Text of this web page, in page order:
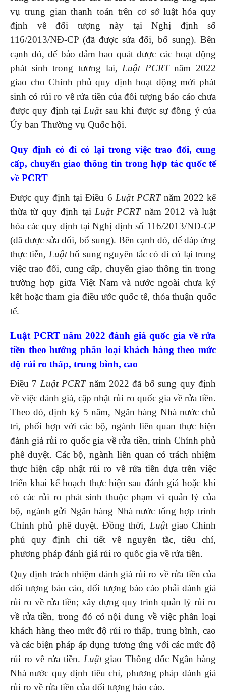
vụ trung gian thanh toán trên cơ sở luật hóa quy
định về đối tượng này tại Nghị định số
116/2013/NĐ-CP (đã được sửa đổi, bổ sung). Bên
cạnh đó, để bảo đảm bao quát được các hoạt động
phát sinh trong tương lai, Luật PCRTnăm 2022
giao cho Chính phủ quy định hoạt động mới phát
sinh có rủi ro về rửa tiền của đối tượng báo cáo chưa
được quy định tại Luậtsau khi được sự đồng ý của
Ủy ban Thường vụ Quốc hội.
Quy định có đi có lại trong việc trao đổi, cung
cấp, chuyển giao thông tin trong hợp tác quốc tế
về PCRT
Được quy định tại Điều 6 Luật PCRTnăm 2022 kế
thừa từ quy định tại Luật PCRTnăm 2012 và luật
hóa các quy định tại Nghị định số 116/2013/NĐ-CP
(đã được sửa đổi, bổ sung). Bên cạnh đó, để đáp ứng
thực tiễn, Luậtbổ sung nguyên tắc có đi có lại trong
việc trao đổi, cung cấp, chuyển giao thông tin trong
trường hợp giữa Việt Nam và nước ngoài chưa ký
kết hoặc tham gia điều ước quốc tế, thỏa thuận quốc
tế.
Luật PCRT năm 2022 đánh giá quốc gia về rửa
tiền theo hướng phân loại khách hàng theo mức
độ rủi ro thấp, trung bình, cao
Điều 7 Luật PCRTnăm 2022 đã bổ sung quy định
về việc đánh giá, cập nhật rủi ro quốc gia về rửa tiền.
Theo đó, định kỳ 5 năm, Ngân hàng Nhà nước chủ
trì, phối hợp với các bộ, ngành liên quan thực hiện
đánh giá rủi ro quốc gia về rửa tiền, trình Chính phủ
phê duyệt. Các bộ, ngành liên quan có trách nhiệm
thực hiện cập nhật rủi ro về rửa tiền dựa trên việc
triển khai kế hoạch thực hiện sau đánh giá hoặc khi
có các rủi ro phát sinh thuộc phạm vi quản lý của
bộ, ngành gửi Ngân hàng Nhà nước tổng hợp trình
Chính phủ phê duyệt. Đồng thời, Luậtgiao Chính
phủ quy định chi tiết về nguyên tắc, tiêu chí,
phương pháp đánh giá rủi ro quốc gia về rửa tiền.
Quy định trách nhiệm đánh giá rủi ro về rửa tiền của
đối tượng báo cáo, đối tượng báo cáo phải đánh giá
rủi ro về rửa tiền; xây dựng quy trình quản lý rủi ro
về rửa tiền, trong đó có nội dung về việc phân loại
khách hàng theo mức độ rủi ro thấp, trung bình, cao
và các biện pháp áp dụng tương ứng với các mức độ
rủi ro về rửa tiền. Luật giao Thống đốc Ngân hàng
Nhà nước quy định tiêu chí, phương pháp đánh giá
rủi ro về rửa tiền của đối tượng báo cáo.